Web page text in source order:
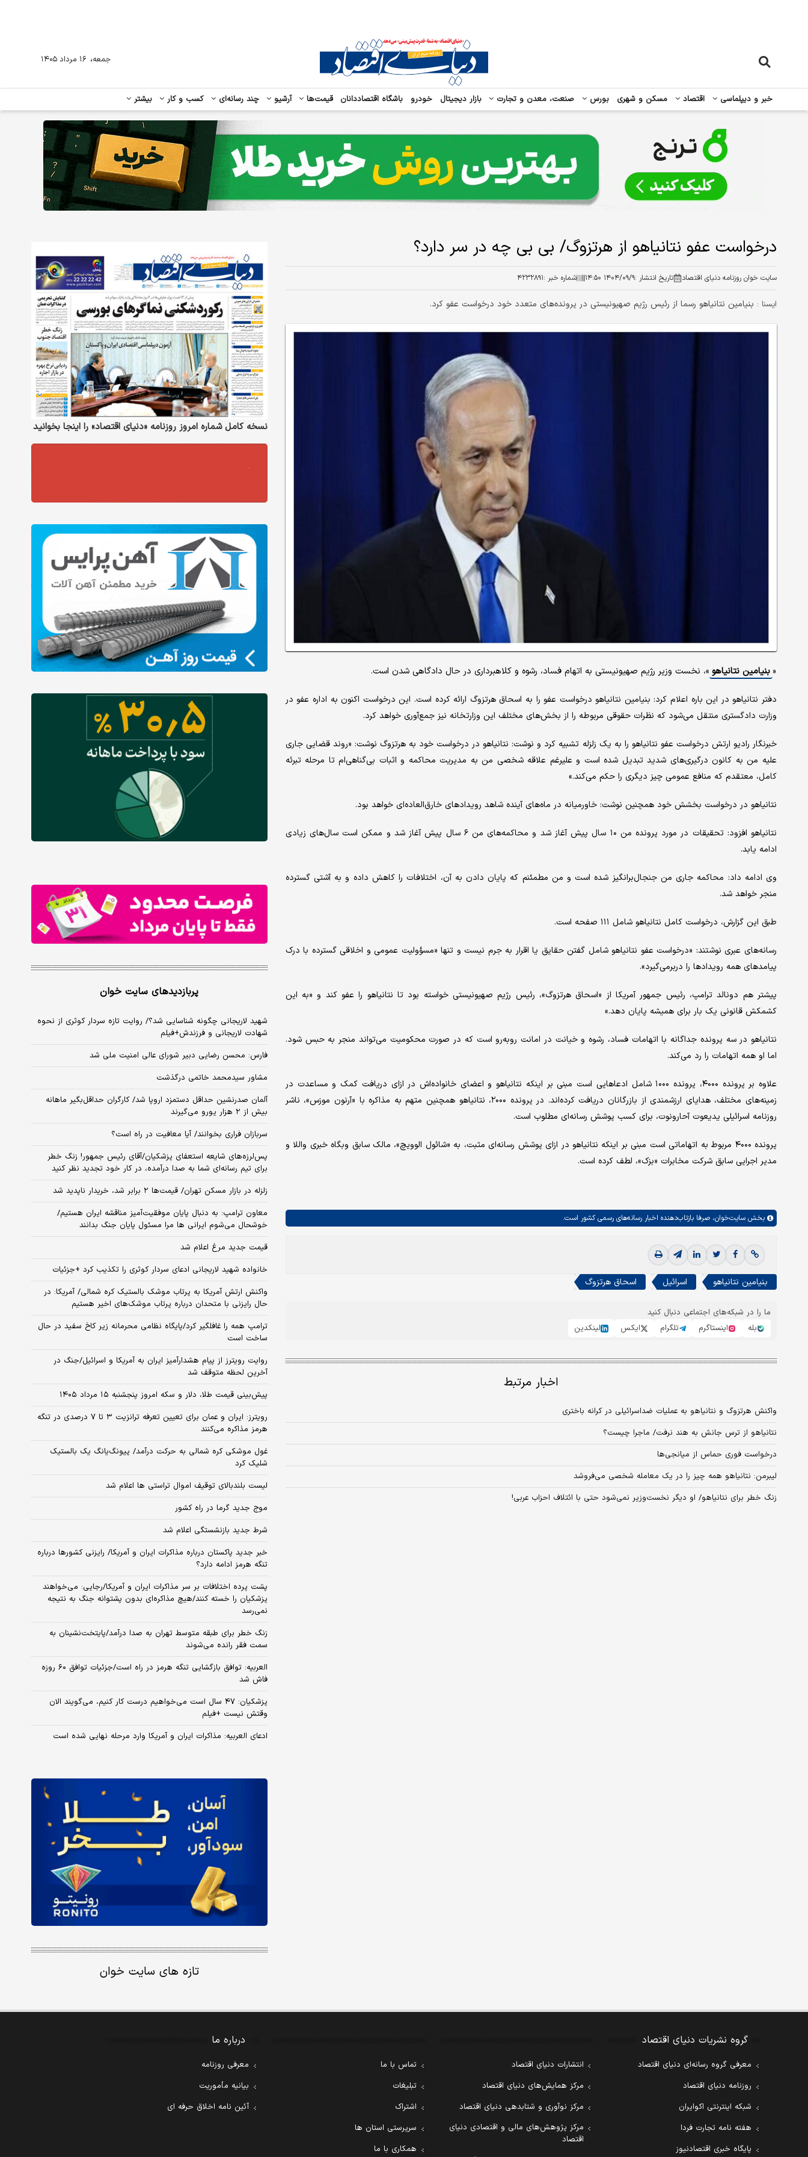
خبر و دیپلماسی اقتصاد مسکن و شهری بورس صنعت، معدن و تجارت بازار دیجیتال خودرو باشگاه اقتصاددانان قیمت‌ها آرشیو چند رسانه‌ای کسب و کار بیشتر
جمعه، ۱۶ مرداد ۱۴۰۵
درخواست عفو نتانیاهو از هرتزوگ/ بی بی چه در سر دارد؟
سایت خوان روزنامه دنیای اقتصاد تاریخ انتشار :۱۴۰۴/۰۹/۹ ۱۴:۵۰ شماره خبر :۴۲۳۲۸۹۱
ایسنا : بنیامین نتانیاهو رسما از رئیس رژیم صهیونیستی در پرونده‌های متعدد خود درخواست عفو کرد.
« بنیامین نتانیاهو »، نخست وزیر رژیم صهیونیستی به اتهام فساد، رشوه و کلاهبرداری در حال دادگاهی شدن است.
دفتر نتانیاهو در این باره اعلام کرد: بنیامین نتانیاهو درخواست عفو را به اسحاق هرتزوگ ارائه کرده است. این درخواست اکنون به اداره عفو در
وزارت دادگستری منتقل می‌شود که نظرات حقوقی مربوطه را از بخش‌های مختلف این وزارتخانه نیز جمع‌آوری خواهد کرد.
خبرنگار رادیو ارتش درخواست عفو نتانیاهو را به یک زلزله تشبیه کرد و نوشت: نتانیاهو در درخواست خود به هرتزوگ نوشت: «روند قضایی جاری
علیه من به کانون درگیری‌های شدید تبدیل شده است و علیرغم علاقه شخصی من به مدیریت محاکمه و اثبات بی‌گناهی‌ام تا مرحله تبرئه
کامل، معتقدم که منافع عمومی چیز دیگری را حکم می‌کند.»
نتانیاهو در درخواست بخشش خود همچنین نوشت: خاورمیانه در ماه‌های آینده شاهد رویدادهای خارق‌العاده‌ای خواهد بود.
نتانیاهو افزود: تحقیقات در مورد پرونده من ۱۰ سال پیش آغاز شد و محاکمه‌های من ۶ سال پیش آغاز شد و ممکن است سال‌های زیادی
ادامه یابد.
وی ادامه داد: محاکمه جاری من جنجال‌برانگیز شده است و من مطمئنم که پایان دادن به آن، اختلافات را کاهش داده و به آشتی گسترده
منجر خواهد شد.
طبق این گزارش، درخواست کامل نتانیاهو شامل ۱۱۱ صفحه است.
رسانه‌های عبری نوشتند: «درخواست عفو نتانیاهو شامل گفتن حقایق یا اقرار به جرم نیست و تنها «مسؤولیت عمومی و اخلاقی گسترده با درک
پیامدهای همه رویدادها را دربرمی‌گیرد».
پیشتر هم دونالد ترامپ، رئیس جمهور آمریکا از «اسحاق هرتزوگ»، رئیس رژیم صهیونیستی خواسته بود تا نتانیاهو را عفو کند و «به این
کشمکش قانونی یک بار برای همیشه پایان دهد.»
نتانیاهو در سه پرونده جداگانه با اتهامات فساد، رشوه و خیانت در امانت روبه‌رو است که در صورت محکومیت می‌تواند منجر به حبس شود.
اما او همه اتهامات را رد می‌کند.
علاوه بر پرونده ۴۰۰۰، پرونده ۱۰۰۰ شامل ادعاهایی است مبنی بر اینکه نتانیاهو و اعضای خانواده‌اش در ازای دریافت کمک و مساعدت در
زمینه‌های مختلف، هدایای ارزشمندی از بازرگانان دریافت کرده‌اند. در پرونده ۲۰۰۰، نتانیاهو همچنین متهم به مذاکره با «آرنون موزس»، ناشر
روزنامه اسرائیلی یدیعوت آحارونوت، برای کسب پوشش رسانه‌ای مطلوب است.
پرونده ۴۰۰۰ مربوط به اتهاماتی است مبنی بر اینکه نتانیاهو در ازای پوشش رسانه‌ای مثبت، به «شائول الوویچ»، مالک سابق وبگاه خبری واللا و
مدیر اجرایی سابق شرکت مخابرات «بزک»، لطف کرده است.
بخش سایت‌خوان، صرفا بازتاب‌دهنده اخبار رسانه‌های رسمی کشور است.
بنیامین نتانیاهو اسرائیل اسحاق هرتزوگ
ما را در شبکه‌های اجتماعی دنبال کنید
بله
اینستاگرم تلگرام ایکس لینکدین
اخبار مرتبط
واکنش هرتزوگ و نتانیاهو به عملیات ضداسرائیلی در کرانه باختری
نتانیاهو از ترس جانش به هند نرفت/ ماجرا چیست؟
درخواست فوری حماس از میانجی‌ها
لیبرمن: نتانیاهو همه چیز را در یک معامله شخصی می‌فروشد
زنگ خطر برای نتانیاهو/ او دیگر نخست‌وزیر نمی‌شود حتی با ائتلاف احزاب عربی!
نسخه کامل شماره امروز روزنامه «دنیای‌ اقتصاد» را اینجا بخوانید
پربازدیدهای سایت خوان
شهید لاریجانی چگونه شناسایی شد؟/ روایت تازه سردار کوثری از نحوه
شهادت لاریجانی و فرزندش+فیلم
فارس: محسن رضایی دبیر شورای عالی امنیت ملی شد
مشاور سیدمحمد خاتمی درگذشت
آلمان صدرنشین حداقل دستمزد اروپا شد/ کارگران حداقل‌بگیر ماهانه
بیش از ۲ هزار یورو می‌گیرند
سربازان فراری بخوانند/ آیا معافیت در راه است؟
پس‌لرزه‌های شایعه استعفای پزشکیان/آقای رئیس جمهور! زنگ خطر
برای تیم رسانه‌ای شما به صدا درآمده، در کار خود تجدید نظر کنید
زلزله در بازار مسکن تهران/ قیمت‌ها ۲ برابر شد، خریدار ناپدید شد
معاون ترامپ: به دنبال پایان موفقیت‌آمیز مناقشه ایران هستیم/
خوشحال می‌شوم ایرانی ها مرا مسئول پایان جنگ بدانند
قیمت جدید مرغ اعلام شد
خانواده شهید لاریجانی ادعای سردار کوثری را تکذیب کرد +جزئیات
واکنش ارتش آمریکا به پرتاب موشک بالستیک کره شمالی/ آمریکا: در
حال رایزنی با متحدان درباره پرتاب موشک‌های اخیر هستیم
ترامپ همه را غافلگیر کرد/پایگاه نظامی محرمانه زیر کاخ سفید در حال
ساخت است
روایت رویترز از پیام هشدارآمیز ایران به آمریکا و اسرائیل/جنگ در
آخرین لحظه متوقف شد
پیش‌بینی قیمت طلا، دلار و سکه امروز پنجشنبه ۱۵ مرداد ۱۴۰۵
رویترز: ایران و عمان برای تعیین تعرفه ترانزیت ۳ تا ۷ درصدی در تنگه
هرمز مذاکره می‌کنند
غول موشکی کره شمالی به حرکت درآمد/ پیونگ‌یانگ یک بالستیک
شلیک کرد
لیست بلندبالای توقیف اموال تراستی ها اعلام شد
موج جدید گرما در راه کشور
شرط جدید بازنشستگی اعلام شد
خبر جدید پاکستان درباره مذاکرات ایران و آمریکا/ رایزنی کشورها درباره
تنگه هرمز ادامه دارد؟
پشت پرده اختلافات بر سر مذاکرات ایران و آمریکا/رجایی: می‌خواهند
پزشکیان را خسته کنند/هیچ مذاکره‌ای بدون پشتوانه جنگ به نتیجه
نمی‌رسد
زنگ خطر برای طبقه متوسط تهران به صدا درآمد/پایتخت‌نشینان به
سمت فقر رانده می‌شوند
العربیه: توافق بازگشایی تنگه هرمز در راه است/جزئیات توافق ۶۰ روزه
فاش شد
پزشکیان: ۴۷ سال است می‌خواهیم درست کار کنیم، می‌گویند الان
وقتش نیست +فیلم
ادعای العربیه: مذاکرات ایران و آمریکا وارد مرحله نهایی شده است
تازه های سایت خوان
گروه نشریات دنیای اقتصاد
معرفی گروه رسانه‌ای دنیای اقتصاد
روزنامه دنیای اقتصاد
شبکه اینترنتی اکوایران
هفته نامه تجارت فردا
پایگاه خبری اقتصادنیوز
انتشارات دنیای اقتصاد
مرکز همایش‌های دنیای اقتصاد
مرکز نوآوری و شتابدهی دنیای اقتصاد
مرکز پژوهش‌های مالی و اقتصادی دنیای
اقتصاد
تماس با ما
تبلیغات
اشتراک
سرپرستی استان ها
همکاری با ما
درباره ما
معرفی روزنامه
بیانیه مأموریت
آئین نامه اخلاق حرفه ای